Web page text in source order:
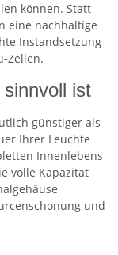
können. Statt
eine nachhaltige
Instandsetzung
Zellen.
ist
günstiger als
Ihrer Leuchte
Innenlebens
volle Kapazität
und